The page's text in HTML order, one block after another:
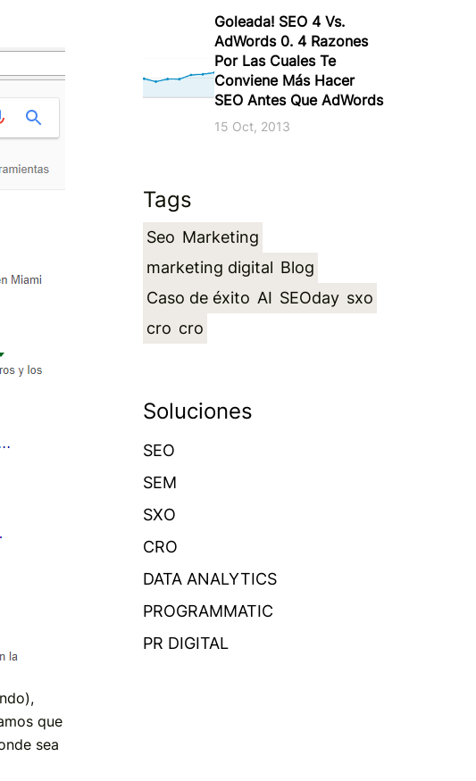
que
sea
Goleada! SEO 4 Vs.
AdWords 0. 4 Razones
Por Las Cuales Te
Conviene Más Hacer
SEO Antes Que AdWords
15 Oct, 2013
Tags
Seo Marketing
marketing digital Blog
Caso de éxito AI SEOday sxo
cro cro
Soluciones
SEO
SEM
SXO
CRO
DATA ANALYTICS
PROGRAMMATIC
PR DIGITAL